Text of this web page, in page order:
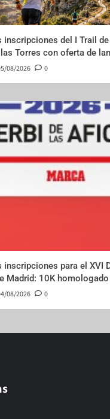
inscripciones del I Trail
las Torres con oferta de
08/2026 0
inscripciones para el XVI
Madrid: 10K homologado
08/2026 0